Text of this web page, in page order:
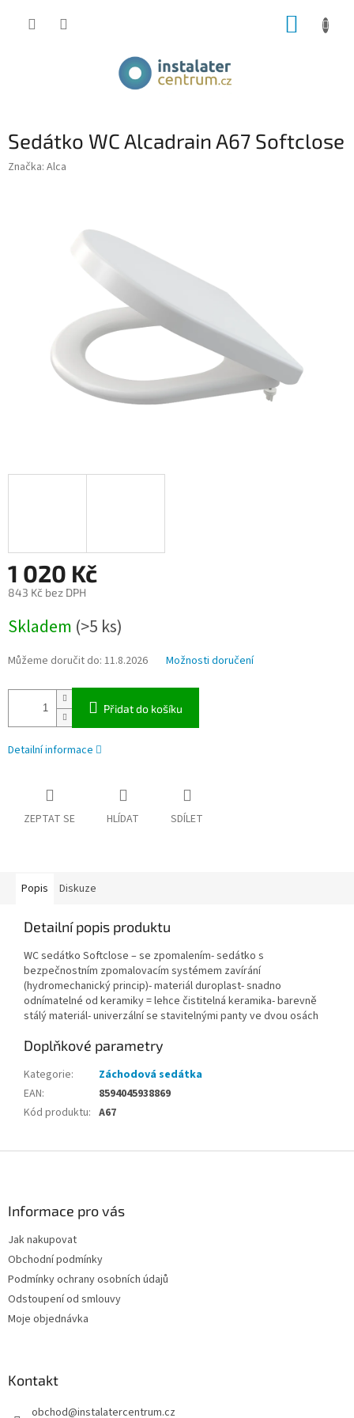
Sedátko WC Alcadrain A67 Softclose
Značka: Alca
1 020 Kč
843 Kč bez DPH
cena:
Skladem (>5 ks)
Můžeme doručit do: 11.8.2026 Možnosti doručení
Přidat do košíku
Detailní informace
ZEPTAT SE HLÍDAT SDÍLET
Popis Diskuze
Detailní popis produktu
WC sedátko Softclose – se zpomalením- sedátko s
bezpečnostním zpomalovacím systémem zavírání
(hydromechanický princip)- materiál duroplast- snadno
odnímatelné od keramiky = lehce čistitelná keramika- barevně
stálý materiál- univerzální se stavitelnými panty ve dvou osách
Doplňkové parametry
Kategorie:
Záchodová sedátka
EAN:
8594045938869
Kód produktu: A67
Informace pro vás
Jak nakupovat
Obchodní podmínky
Podmínky ochrany osobních údajů
Odstoupení od smlouvy
Moje objednávka
Kontakt
obchod@instalatercentrum.cz